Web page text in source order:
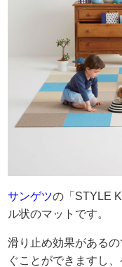
サンゲツの「STYLE
ル状のマットです。
滑り止め効果がある
ぐことができますし